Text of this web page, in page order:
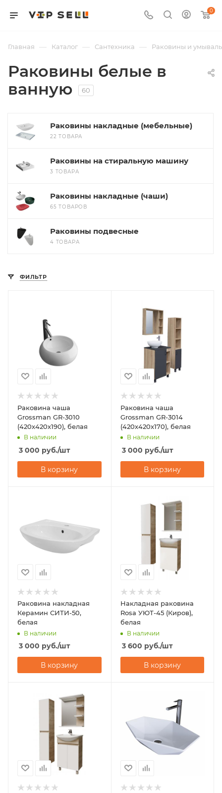
0
Главная — Каталог — Сантехника — Раковины и
Раковины белые в
ванную
60
Раковины накладные (мебельные)
22 ТОВАРА
Раковины на стиральную машину
3 ТОВАРА
Раковины накладные (чаши)
65 ТОВАРОВ
Раковины подвесные
4 ТОВАРА
ФИЛЬТР
Раковина чаша
Grossman GR-3010
(420х420х190), белая
В наличии
3 000 руб./шт
В корзину
Раковина чаша
Grossman GR-3014
(420х420х170), белая
В наличии
3 000 руб./шт
В корзину
Раковина накладная
Керамин СИТИ-50,
белая
В наличии
3 000 руб./шт
В корзину
Накладная раковина
Rosa УЮТ-45 (Киров),
белая
В наличии
3 600 руб./шт
В корзину